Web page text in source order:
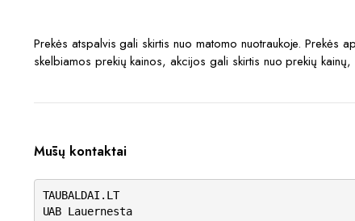
Prekės atspalvis gali skirtis nuo matomo nuotraukoje. Prekės
skelbiamos prekių kainos, akcijos gali skirtis nuo prekių
Mūsų kontaktai
TAUBALDAI.LT
UAB Lauernesta